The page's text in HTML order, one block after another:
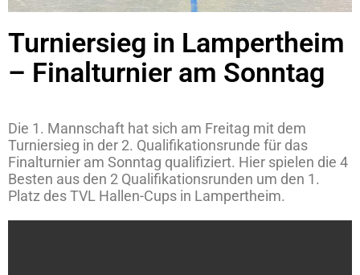
Turniersieg in Lampertheim
– Finalturnier am Sonntag
Die 1. Mannschaft hat sich am Freitag mit dem
Turniersieg in der 2. Qualifikationsrunde für das
Finalturnier am Sonntag qualifiziert. Hier spielen die 4
Besten aus den 2 Qualifikationsrunden um den 1.
Platz des TVL Hallen-Cups in Lampertheim.